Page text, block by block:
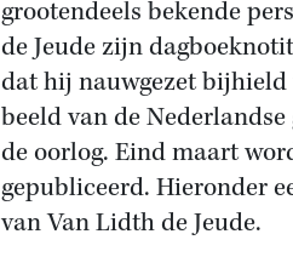
grootendeels bekende
de Jeude zijn
dat hij nauwgezet bijhield
beeld van de
de oorlog. Eind maart
gepubliceerd. Hieronder
van Van Lidth de Jeude.